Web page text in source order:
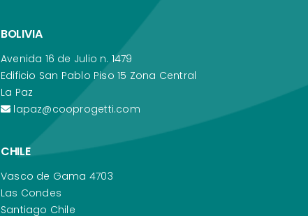
BOLIVIA
Avenida 16 de Julio n. 1479
Edificio San Pablo Piso 15 Zona Central
La Paz
lapaz@cooprogetti.com
CHILE
Vasco de Gama 4703
Las Condes
Santiago Chile